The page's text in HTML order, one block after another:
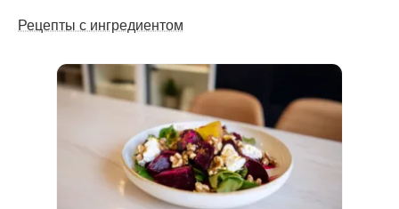
Рецепты с ингредиентом